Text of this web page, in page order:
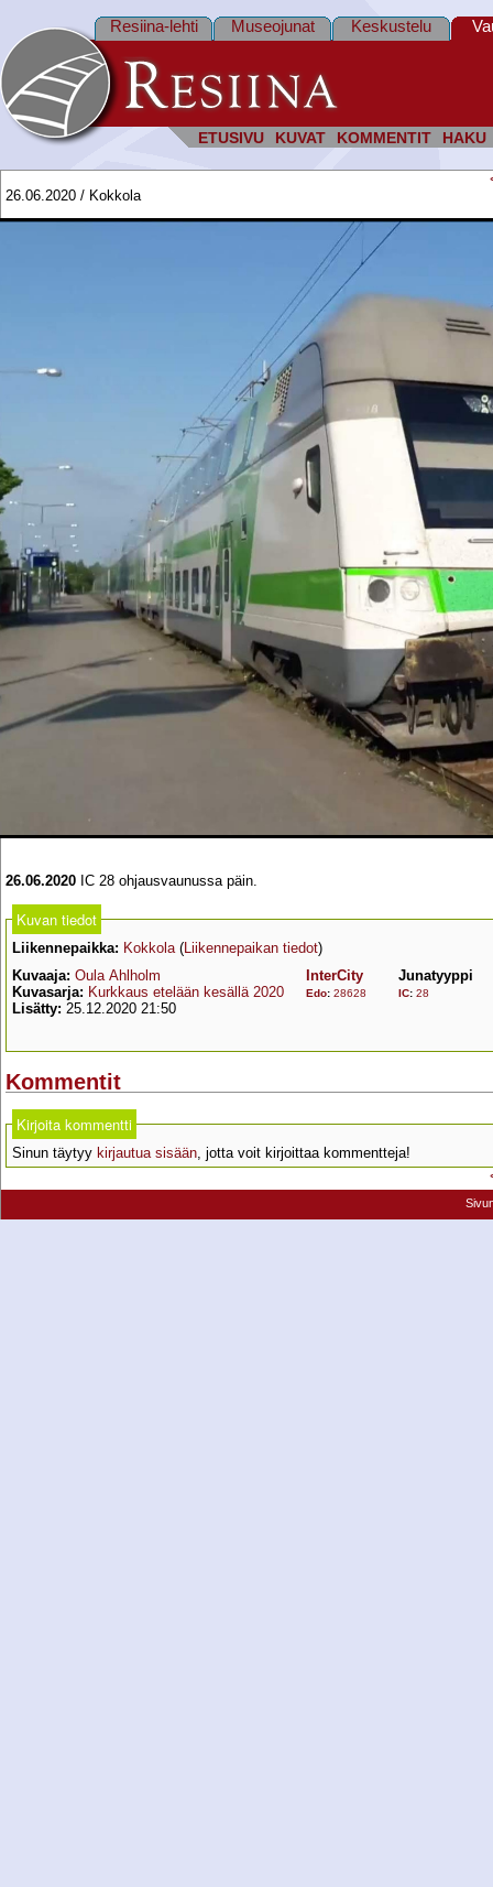
ETUSIVU KUVAT KOMMENTIT HAKU
Resiina-lehti Museojunat Keskustelu
26.06.2020 / Kokkola
26.06.2020 IC 28 ohjausvaunussa päin.
Kuvan tiedot
Liikennepaikka: Kokkola (Liikennepaikan tiedot)
Kuvaaja: Oula Ahlholm
Kuvasarja: Kurkkaus etelään kesällä 2020
Lisätty: 25.12.2020 21:50
InterCity
Edo: 28628
Junatyyppi
IC: 28
Kommentit
Kirjoita kommentti
Sinun täytyy kirjautua sisään , jotta voit kirjoittaa kommentteja!